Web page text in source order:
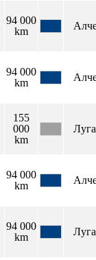
94 000
km
94 000
km
155
000
km
94 000
km
94 000
km